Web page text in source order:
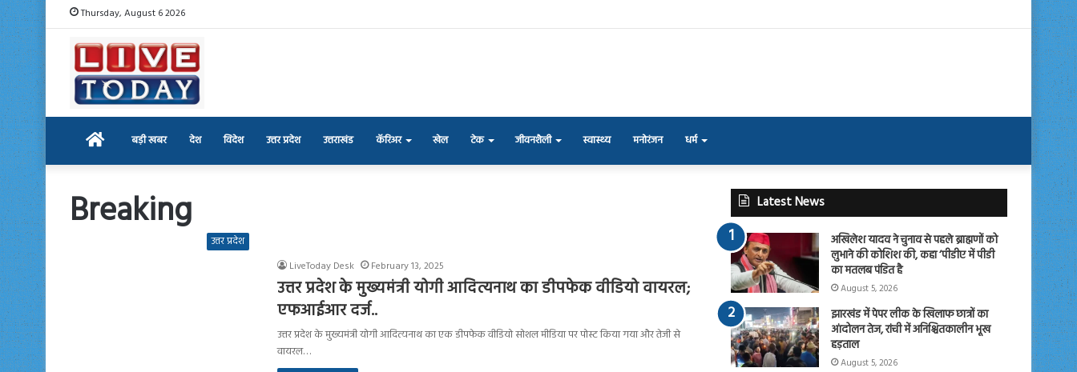
Thursday, August 6 2026
Home बड़ी खबर देश विदेश उत्तर प्रदेश उत्तराखंड कॅरिअर खेल टेक जीवनशैली स्वास्थ्य मनोरंजन धर्म
Breaking
उत्तर प्रदेश
LiveToday Desk
February 13, 2025
उत्तर प्रदेश के मुख्यमंत्री योगी आदित्यनाथ का डीपफेक वीडियो वायरल;
एफआईआर दर्ज..
उत्तर प्रदेश के मुख्यमंत्री योगी आदित्यनाथ का एक डीपफेक वीडियो सोशल मीडिया पर पोस्ट किया गया और तेजी से
वायरल…
Latest News
अखिलेश यादव ने चुनाव से पहले ब्राह्मणों को
लुभाने की कोशिश की, कहा ‘पीडीए में पीडी
का मतलब पंडित है
August 5, 2026
झारखंड में पेपर लीक के खिलाफ छात्रों का
आंदोलन तेज, रांची में अनिश्चितकालीन भूख
हड़ताल
August 5, 2026